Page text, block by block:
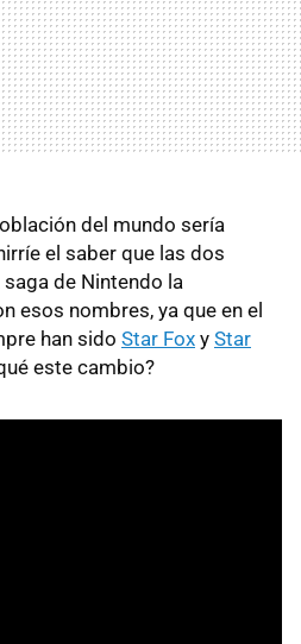
del mundo sería
el saber que las dos
de Nintendo la
esos nombres, ya que en el
han sido Star Fox y Star
este cambio?